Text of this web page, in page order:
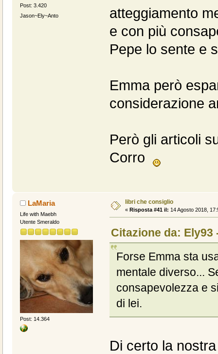
Post: 3.420
Jason~Ely~Anto
atteggiamento
e con più
Pepe lo sente e
Emma però
considerazione
Però gli articoli
Corro
LaMaria
Life with Maebh
Utente Smeraldo
Post: 14.364
libri che consiglio
« Risposta #41 il: 14 Agosto 2018,
Citazione da: Ely93
Forse Emma sta
mentale diverso...
consapevolezza e
di lei.
Di certo la